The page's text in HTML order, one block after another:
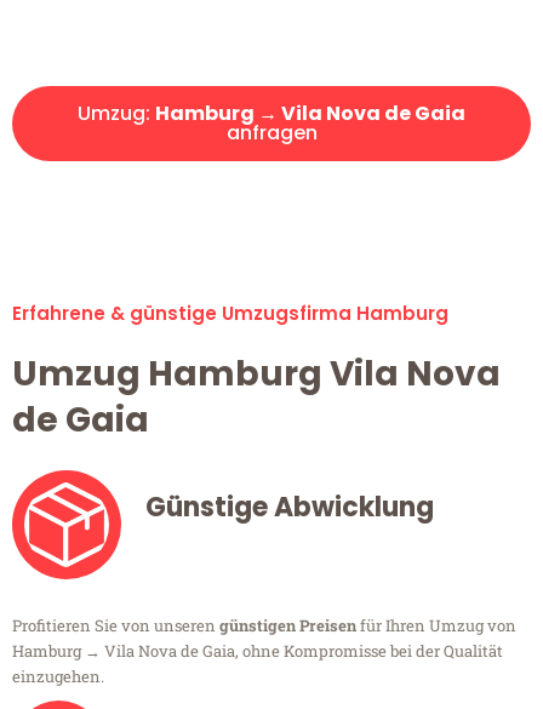
Umzug: Hamburg → Vila Nova de Gaia
anfragen
Erfahrene & günstige Umzugsfirma Hamburg
Umzug Hamburg Vila Nova
de Gaia
Günstige Abwicklung
Profitieren Sie von unseren günstigen Preisenfür Ihren Umzug von
Hamburg → Vila Nova de Gaia, ohne Kompromisse bei der Qualität
einzugehen.